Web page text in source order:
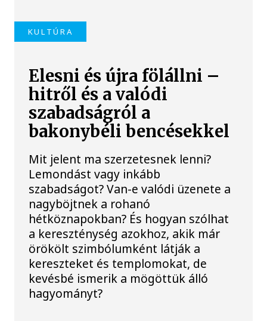
KULTÚRA
Elesni és újra fölállni –
hitről és a valódi
szabadságról a
bakonybéli bencésekkel
Mit jelent ma szerzetesnek lenni?
Lemondást vagy inkább
szabadságot? Van-e valódi üzenete a
nagyböjtnek a rohanó
hétköznapokban? És hogyan szólhat
a kereszténység azokhoz, akik már
örökölt szimbólumként látják a
kereszteket és templomokat, de
kevésbé ismerik a mögöttük álló
hagyományt?